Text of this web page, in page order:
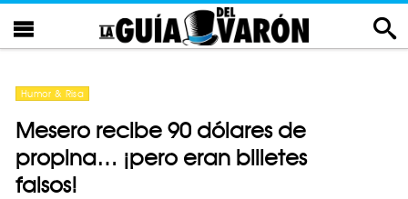
Humor & Risa
Mesero recibe 90 dólares de
propina… ¡pero eran billetes
falsos!